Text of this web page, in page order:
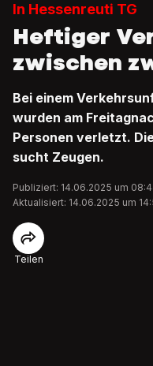
In Hessenreuti TG
Heftiger
zwischen
Bei einem
wurden am
Personen verletzt.
sucht Zeugen.
Publiziert: 14.06.2025 um
Aktualisiert: 14.06.2025 um
Teilen